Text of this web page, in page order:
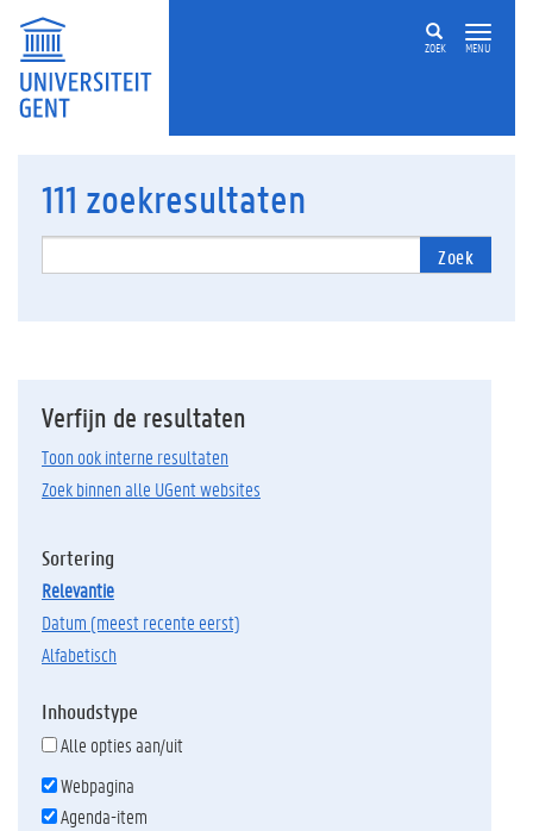
ZOEK MENU
111 zoekresultaten
Zoek
Verfijn de resultaten
Toon ook interne resultaten
Zoek binnen alle UGent websites
Sortering
relevantie
datum (meest recente eerst)
alfabetisch
Inhoudstype
Alle opties aan/uit
Webpagina
Agenda-item